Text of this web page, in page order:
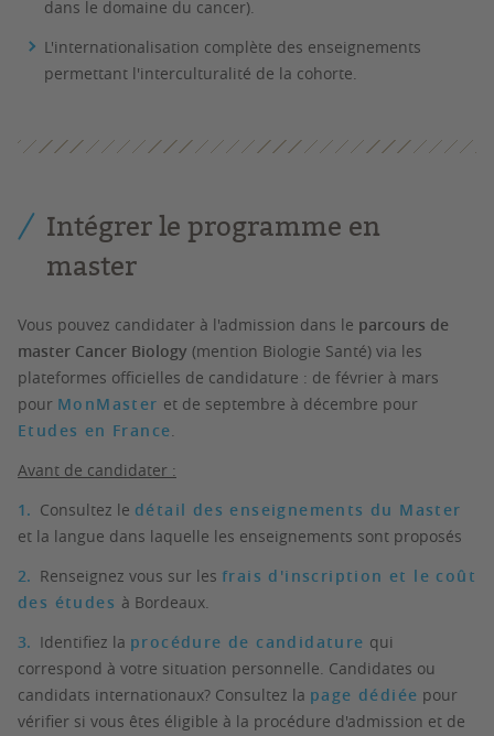
dans le domaine du cancer).
L'internationalisation complète des enseignements
permettant l'interculturalité de la cohorte.
Intégrer le programme en
master
Vous pouvez candidater à l'admission dans le parcours de
master Cancer Biology (mention Biologie Santé) via les
plateformes officielles de candidature : de février à mars
pour MonMaster et de septembre à décembre pour
Etudes en France.
Avant de candidater :
Consultez le détail des enseignements du Master
et la langue dans laquelle les enseignements sont proposés
Renseignez vous sur les frais d'inscription et le coût
des études à Bordeaux.
Identifiez la procédure de candidature qui
correspond à votre situation personnelle. Candidates ou
candidats internationaux? Consultez la page dédiée pour
vérifier si vous êtes éligible à la procédure d'admission et de